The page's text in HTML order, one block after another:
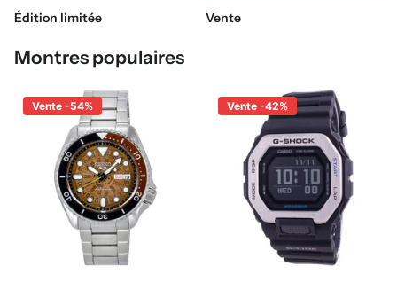
Édition limitée Vente
Montres populaires
Vente -54% Vente -42%